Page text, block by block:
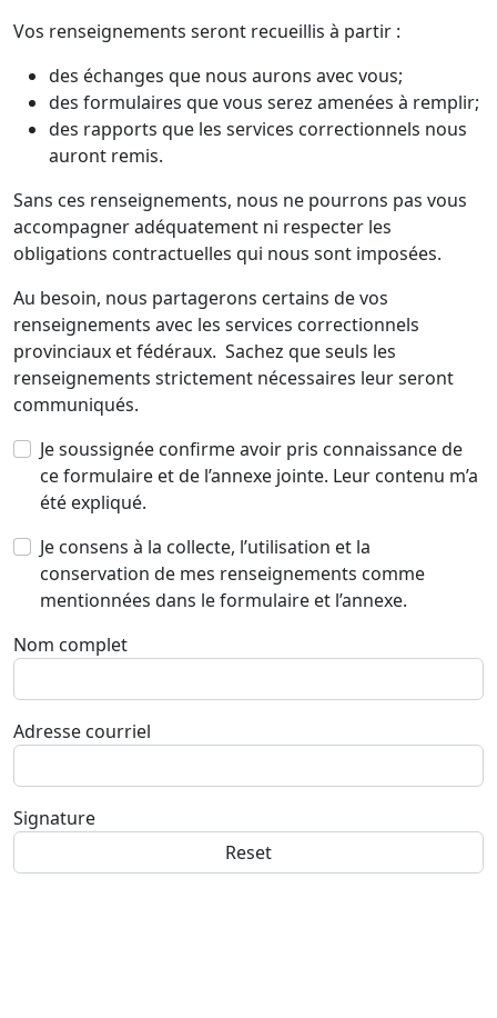
Vos renseignements seront recueillis à partir :
des échanges que nous aurons avec vous;
des formulaires que vous serez amenées à remplir;
des rapports que les services correctionnels nous
auront remis.
Sans ces renseignements, nous ne pourrons pas vous
accompagner adéquatement ni respecter les
obligations contractuelles qui nous sont imposées.
Au besoin, nous partagerons certains de vos
renseignements avec les services correctionnels
provinciaux et fédéraux. Sachez que seuls les
renseignements strictement nécessaires leur seront
communiqués.
Je soussignée confirme avoir pris connaissance de
ce formulaire et de l’annexe jointe. Leur contenu m’a
été expliqué.
Je consens à la collecte, l’utilisation et la
conservation de mes renseignements comme
mentionnées dans le formulaire et l’annexe.
Nom complet
Adresse courriel
Signature